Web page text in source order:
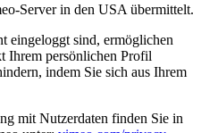
Server in den USA übermittelt.
eingeloggt sind, ermöglichen
Ihrem persönlichen Profil
indem Sie sich aus Ihrem
mit Nutzerdaten finden Sie in